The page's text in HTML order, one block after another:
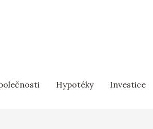
Hypotéky Investice